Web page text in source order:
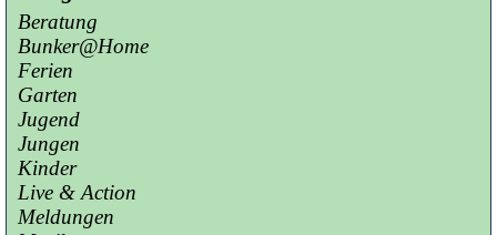
Beratung
Bunker@Home
Ferien
Garten
Jugend
Jungen
Kinder
Live & Action
Meldungen